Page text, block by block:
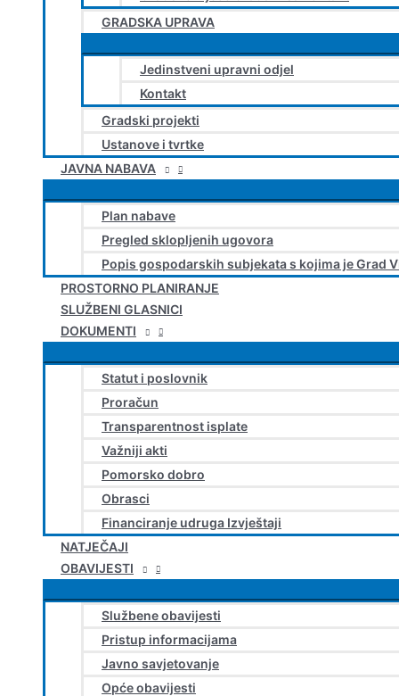
GRADSKA UPRAVA
Jedinstveni upravni odjel
Kontakt
Gradski projekti
Ustanove i tvrtke
JAVNA NABAVA
Plan nabave
Pregled sklopljenih ugovora
Popis gospodarskih subjekata s kojima je Grad
PROSTORNO PLANIRANJE
SLUŽBENI GLASNICI
DOKUMENTI
Statut i poslovnik
Proračun
Transparentnost isplate
Važniji akti
Pomorsko dobro
Obrasci
Financiranje udruga Izvještaji
NATJEČAJI
OBAVIJESTI
Službene obavijesti
Pristup informacijama
Javno savjetovanje
Opće obavijesti